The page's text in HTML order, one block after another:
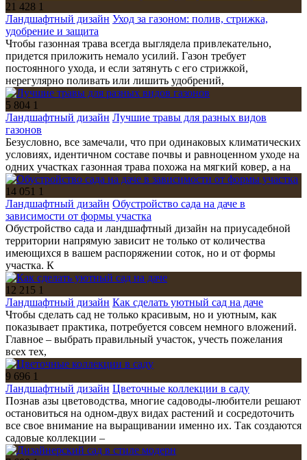
21 428 1
Ландшафтный дизайн Уход за газоном: полив, стрижка,
удобрение и защита
Чтобы газонная трава всегда выглядела привлекательно,
придется приложить немало усилий. Газон требует
постоянного ухода, и если затянуть с его стрижкой,
нерегулярно поливать или лишить удобрений,
5 804 1
Ландшафтный дизайн Лучшие травы для разных видов
газонов
Безусловно, все замечали, что при одинаковых климатических
условиях, идентичном составе почвы и равноценном уходе на
одних участках газонная трава похожа на мягкий ковер, а на
14 051 1
Ландшафтный дизайн Обустройство сада на даче в
зависимости от формы участка
Обустройство сада и ландшафтный дизайн на приусадебной
территории напрямую зависит не только от количества
имеющихся в вашем распоряжении соток, но и от формы
участка. К
12 215 1
Ландшафтный дизайн Как сделать уютный сад на даче
Чтобы сделать сад не только красивым, но и уютным, как
показывает практика, потребуется совсем немного вложений.
Главное – выбрать правильный участок, учесть пожелания
всех тех,
9 696 1
Ландшафтный дизайн Цветочные коллекции в саду
Познав азы цветоводства, многие садоводы-любители решают
остановиться на одном-двух видах растений и сосредоточить
все свое внимание на выращивании именно их. Так создаются
садовые коллекции –